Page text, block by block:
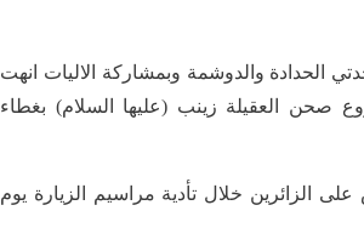
الحدادة والدوشمة وبمشاركة الاليات انهت
صحن العقيلة زينب (عليها السلام) بغطاء
الزائرين خلال تأدية مراسيم الزيارة يوم